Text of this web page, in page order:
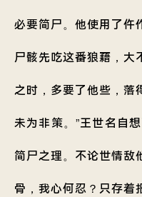
必要简尸。他使用了仵
尸骸先吃这番狼藉，大
之时，多要了他些，落
未为非策。”王世名自
简尸之理。不论世情敌
骨，我心何忍？只存着